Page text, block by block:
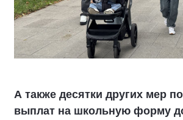
А также десятки других мер
выплат на школьную форму